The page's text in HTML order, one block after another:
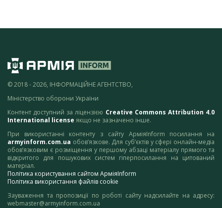
© 2018 - 2026, ІНФОРМАЦІЙНЕ АГЕНТСТВО,
Міністерство оборони України
Контент доступний за ліцензією Creative Commons Attribution 4.0
International license якщо не зазначено інше.
При використанні контенту з сайту АрміяInform посилання на
armyinform.com.ua обов’язкове. Для суб’єктів у сфері онлайн-медіа
обов’язковим є розміщення у першому абзаці матеріалу прямого та
відкритого для пошукових систем гіперпосилання на цитований
матеріал.
Політика користування сайтом АрміяInform
Політика використання файлів cookie
Зауваження та пропозиції по роботі сайту надсилайте на адресу:
webmaster@armyinform.com.ua